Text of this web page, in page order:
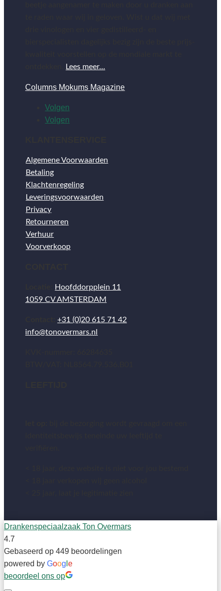
Lees meer…
Columns Mokums Magazine
Volgen
Volgen
Algemene Voorwaarden
Betaling
Klachtenregeling
Leveringsvoorwaarden
Privacy
Retourneren
Verhuur
Voorverkoop
Hoofddorpplein 11
1059 CV AMSTERDAM
+31 (0)20 615 71 42
info@tonovermars.nl
Drankenspeciaalzaak Ton Overmars
4.7
Gebaseerd op 449 beoordelingen
powered by Goog e
beoordeel ons op